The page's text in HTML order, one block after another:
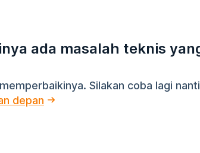
ada masalah teknis
Silakan coba lagi
depan